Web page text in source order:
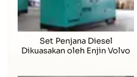
Set Penjana Diesel
Dikuasakan oleh Enjin Volvo